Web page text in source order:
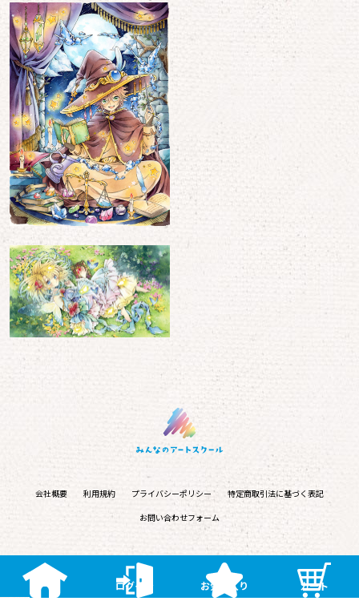
会社概要 利用規約 プライバシーポリシー
特定商取引法に基づく表記
お問い合わせフォーム
ホーム ログイン お気に入り カート